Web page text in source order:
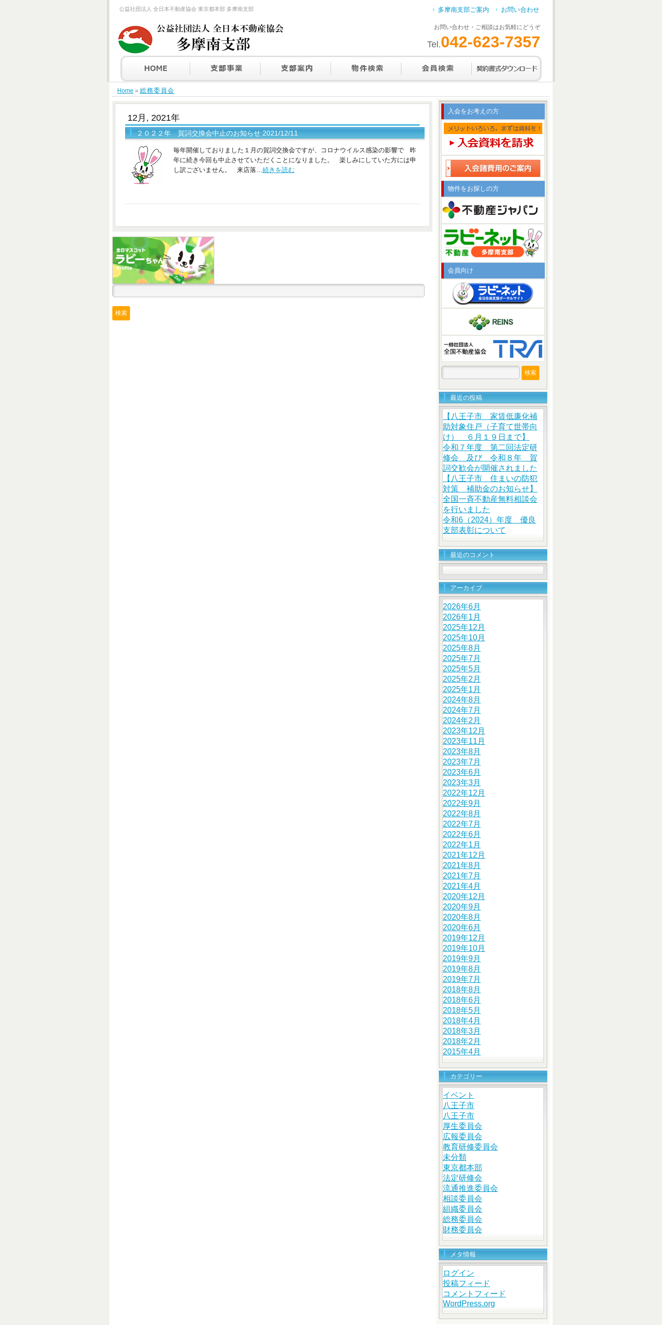
公益社団法人 全日本不動産協会 東京都本部 多摩南支部 多摩南支部ご案内 お問い合わせ
お問い合わせ・ご相談はお気軽にどうぞ
Tel.042-623-7357
Home » 総務委員会
12月, 2021年
２０２２年 賀詞交換会中止のお知らせ 2021/12/11
毎年開催しておりました１月の賀詞交換会ですが、コロナウイルス感染の影響で 昨
年に続き今回も中止させていただくことになりました。 楽しみにしていた方には申
し訳ございません。 来店落…続きを読む
入会をお考えの方
物件をお探しの方
会員向け
検
索:
最近の投稿
【八王子市 家賃低廉化補
助対象住戸（子育て世帯向
け） ６月１９日まで】
令和７年度 第二回法定研
修会 及び 令和８年 賀
詞交歓会が開催されました
【八王子市 住まいの防犯
対策 補助金のお知らせ】
全国一斉不動産無料相談会
を行いました
令和6（2024）年度 優良
支部表彰について
最近のコメント
アーカイブ
2026年6月
2026年1月
2025年12月
2025年10月
2025年8月
2025年7月
2025年5月
2025年2月
2025年1月
2024年8月
2024年7月
2024年2月
2023年12月
2023年11月
2023年8月
2023年7月
2023年6月
2023年3月
2022年12月
2022年9月
2022年8月
2022年7月
2022年6月
2022年1月
2021年12月
2021年8月
2021年7月
2021年4月
2020年12月
2020年9月
2020年8月
2020年6月
2019年12月
2019年10月
2019年9月
2019年8月
2019年7月
2018年8月
2018年6月
2018年5月
2018年4月
2018年3月
2018年2月
2015年4月
カテゴリー
イベント
八王子市
八王子市
厚生委員会
広報委員会
教育研修委員会
未分類
東京都本部
法定研修会
流通推進委員会
相談委員会
組織委員会
総務委員会
財務委員会
メタ情報
ログイン
投稿フィード
コメントフィード
WordPress.org